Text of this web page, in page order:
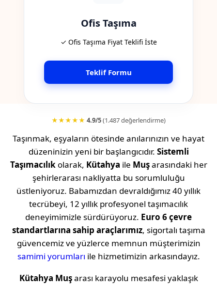
Ofis Taşıma
✓ Ofis Taşıma Fiyat Teklifi İste
Teklif Formu
★★★★★ 4.9/5(1.487 değerlendirme)
Taşınmak, eşyaların ötesinde anılarınızın ve hayat
düzeninizin yeni bir başlangıcıdır. Sistemli
Taşımacılıkolarak, Kütahya ile Muşarasındaki her
şehirlerarası nakliyatta bu sorumluluğu
üstleniyoruz. Babamızdan devraldığımız 40 yıllık
tecrübeyi, 12 yıllık profesyonel taşımacılık
deneyimimizle sürdürüyoruz. Euro 6 çevre
standartlarına sahip araçlarımız, sigortalı taşıma
güvencemiz ve yüzlerce memnun müşterimizin
samimi yorumları ile hizmetimizin arkasındayız.
Kütahya Muşarası karayolu mesafesi yaklaşık